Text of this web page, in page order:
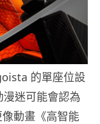
的單座位設
迷可能會認為
動畫《高智能